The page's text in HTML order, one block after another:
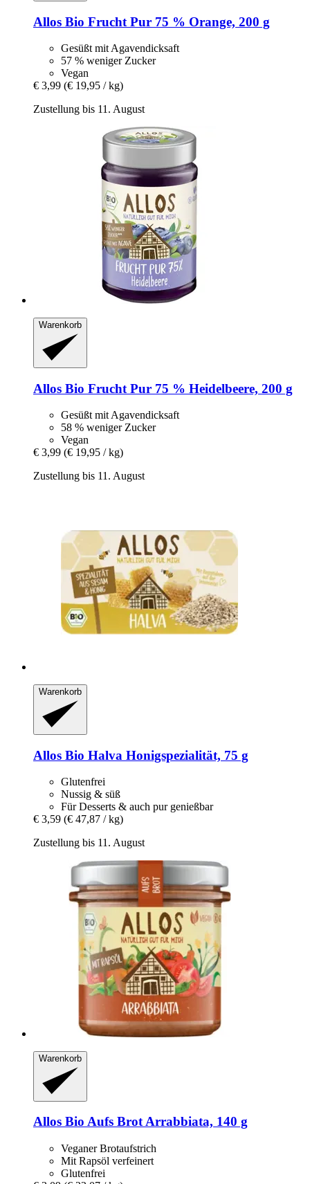
Allos Bio Frucht Pur 75 % Orange, 200 g
Gesüßt mit Agavendicksaft
57 % weniger Zucker
Vegan
€ 3,99 (€ 19,95 / kg)
Zustellung bis 11. August
Warenkorb
Allos Bio Frucht Pur 75 % Heidelbeere, 200 g
Gesüßt mit Agavendicksaft
58 % weniger Zucker
Vegan
€ 3,99 (€ 19,95 / kg)
Zustellung bis 11. August
Warenkorb
Allos Bio Halva Honigspezialität, 75 g
Glutenfrei
Nussig & süß
Für Desserts & auch pur genießbar
€ 3,59 (€ 47,87 / kg)
Zustellung bis 11. August
Warenkorb
Allos Bio Aufs Brot Arrabbiata, 140 g
Veganer Brotaufstrich
Mit Rapsöl verfeinert
Glutenfrei